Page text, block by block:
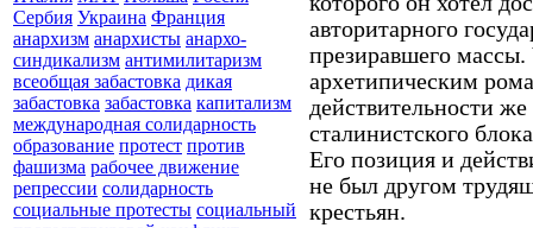
Сербия Украина Франция
анархизм анархисты анархо-
синдикализм антимилитаризм
всеобщая забастовка дикая
забастовка забастовка капитализм
международная солидарность
образование протест против
фашизма рабочее движение
репрессии солидарность
социальные протесты социальный
авторитарного
презиравшего
архетипическим
действительности
сталинистского
Его позиция и
не был другом
крестьян.